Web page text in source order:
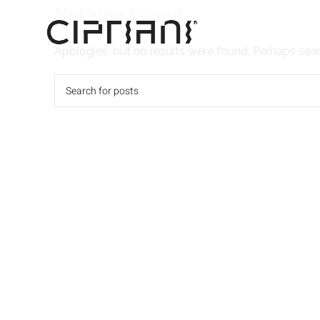
Nothing Found
Apologies, but no results were found. Perhaps